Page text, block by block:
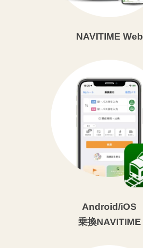
NAVITIME Web
Android/iOS
乗換NAVITIME